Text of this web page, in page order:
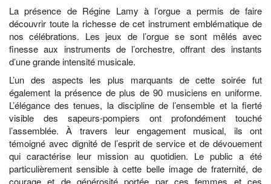
La présence de Régine Lamy à l’orgue a permis de faire
découvrir toute la richesse de cet instrument emblématique de
nos célébrations. Les jeux de l’orgue se sont mêlés avec
finesse aux instruments de l’orchestre, offrant des instants
d’une grande intensité musicale.
L’un des aspects les plus marquants de cette soirée fut
également la présence de plus de 90 musiciens en uniforme.
L’élégance des tenues, la discipline de l’ensemble et la fierté
visible des sapeurs-pompiers ont profondément touché
l’assemblée. À travers leur engagement musical, ils ont
témoigné avec dignité de l’esprit de service et de dévouement
qui caractérise leur mission au quotidien. Le public a été
particulièrement sensible à cette belle image de fraternité, de
courage et de générosité portée par ces femmes et ces